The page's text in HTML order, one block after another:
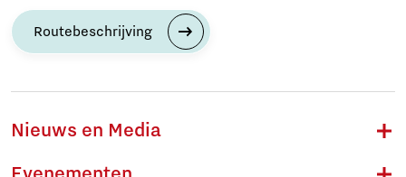
Routebeschrijving
Nieuws en Media